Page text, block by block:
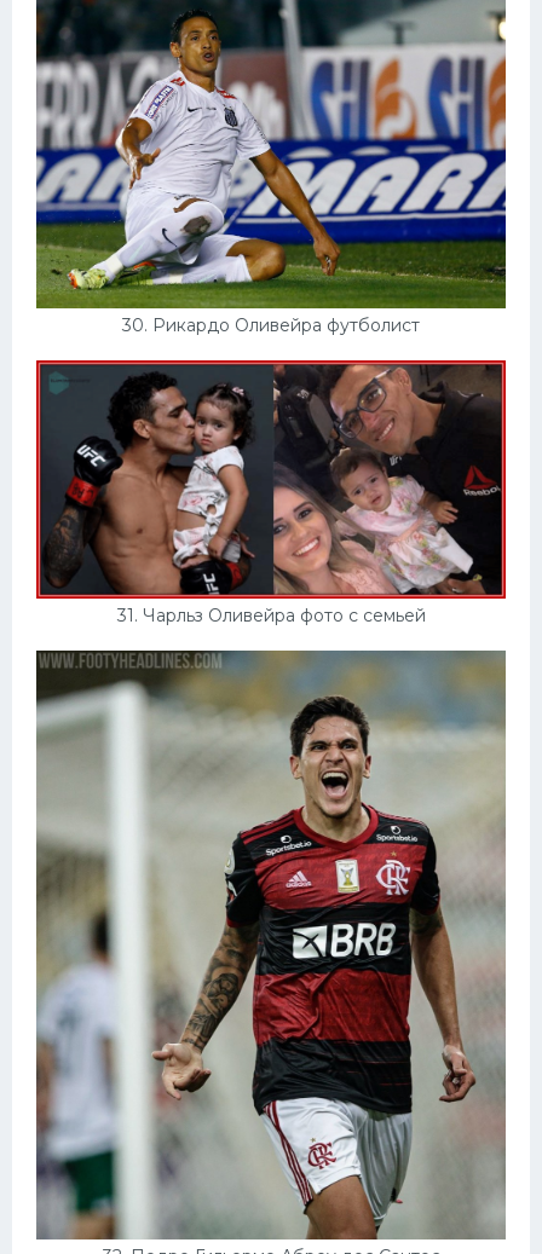
30. Рикардо Оливейра футболист
31. Чарльз Оливейра фото с семьей